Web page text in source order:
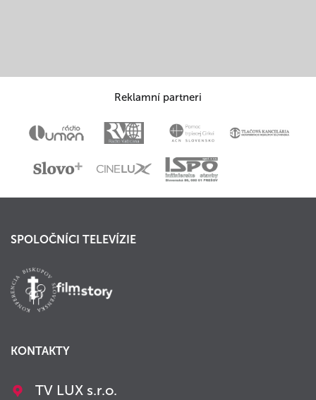
Reklamní partneri
SPOLOČNÍCI TELEVÍZIE
KONTAKTY
TV LUX s.r.o.